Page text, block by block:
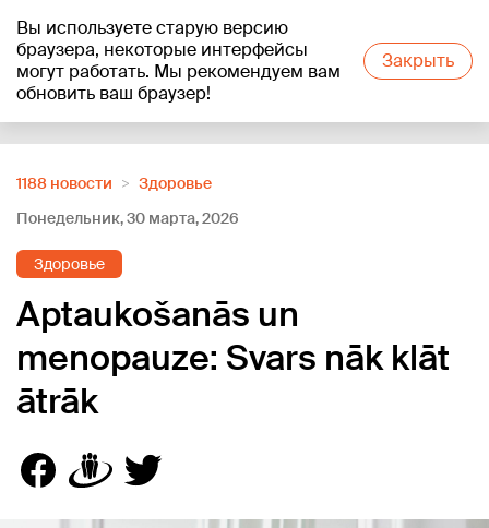
Вы используете старую версию
браузера, некоторые интерфейсы
могут работать. Мы рекомендуем вам
обновить ваш браузер!
Закрыть
+18°C
1188 новости
Здоровье
Понедельник, 30 марта, 2026
Здоровье
Aptaukošanās un
menopauze: Svars nāk klāt
ātrāk